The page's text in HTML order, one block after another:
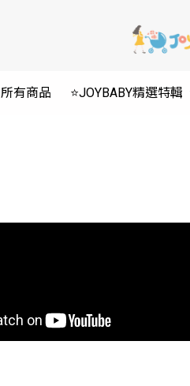
所有商品 ⭐JOYBABY精選特輯